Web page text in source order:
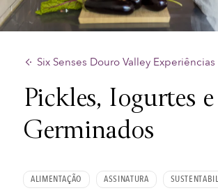
Six Senses Douro Valley Experiências
Pickles, Iogurtes e
Germinados
ALIMENTAÇÃO ASSINATURA